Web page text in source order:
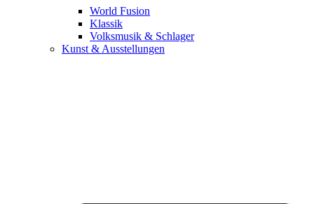
World Fusion
Klassik
Volksmusik & Schlager
Kunst & Ausstellungen